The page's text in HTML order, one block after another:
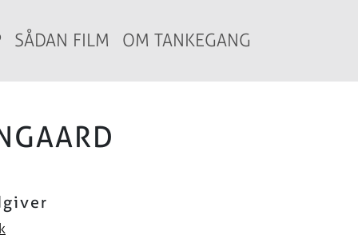
SÅDAN FILM OM TANKEGANG